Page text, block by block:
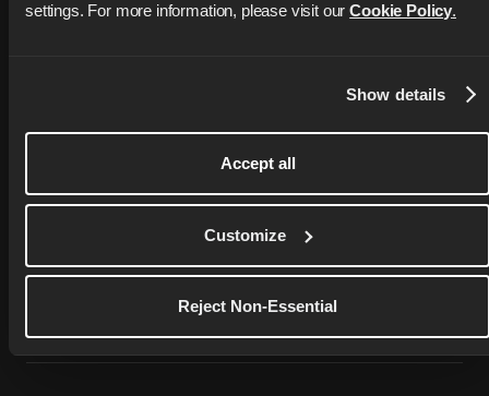
settings. For more information, please visit our Cookie Policy.
Show details
Accept all
Customize
Reject Non-Essential
4.9
17,000+ ratings on
Más información